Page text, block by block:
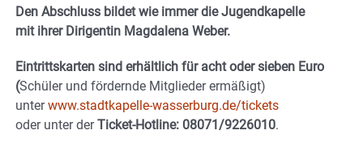
Den Abschluss bildet wie immer die Jugendkapelle
mit ihrer Dirigentin Magdalena Weber.
Eintrittskarten sind erhältlich für acht oder sieben Euro
(Schüler und fördernde Mitglieder ermäßigt)
unterwww.stadtkapelle-wasserburg.de/tickets
oder unter derTicket-Hotline: 08071/9226010.